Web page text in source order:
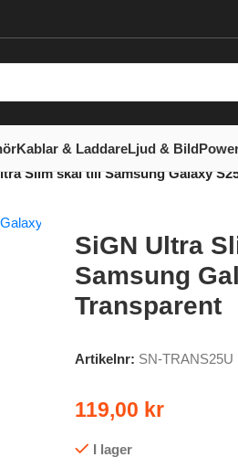
Kablar & LaddareLjud & Bild
Slim skal till Samsung Galaxy
SiGN Ultra
Samsung
Transparent
Artikelnr: SN-TRANS25U
119,00 kr
I lager